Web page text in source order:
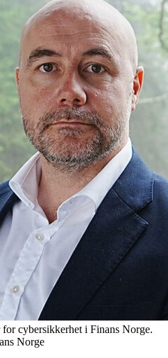
cybersikkerhet i Finans Norge.
Norge